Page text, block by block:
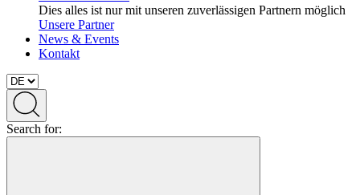
Dies alles ist nur mit unseren zuverlässigen Partnern möglich
Unsere Partner
News & Events
Kontakt
Search for: